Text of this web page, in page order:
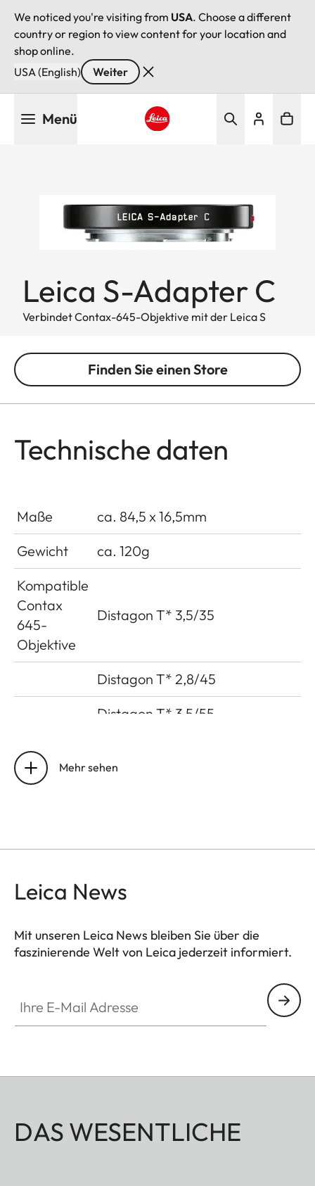
We noticed you're visiting from USA. Choose a different
country or region to view content for your location and
shop online.
USA (English)
Weiter
Menü
Leica S-Adapter C
Verbindet Contax-645-Objektive mit der Leica S
Finden Sie einen Store
Technische daten
Maße
ca. 84,5 x 16,5mm
Gewicht
ca. 120g
Kompatible
Contax
645-
Objektive
Distagon T* 3,5/35
Distagon T* 2,8/45
Distagon T* 3,5/55
Sonnar T* 4/210
Tele-APO-Tessar T* 4/350
Mutar 1,4x T*
kompatible
Contax
Automatik-Balgengerät
Das Apo-Makro-Planar T*
Mehr sehen
Leica News
Mit unseren Leica News bleiben Sie über die
faszinierende Welt von Leica jederzeit informiert.
DAS WESENTLICHE